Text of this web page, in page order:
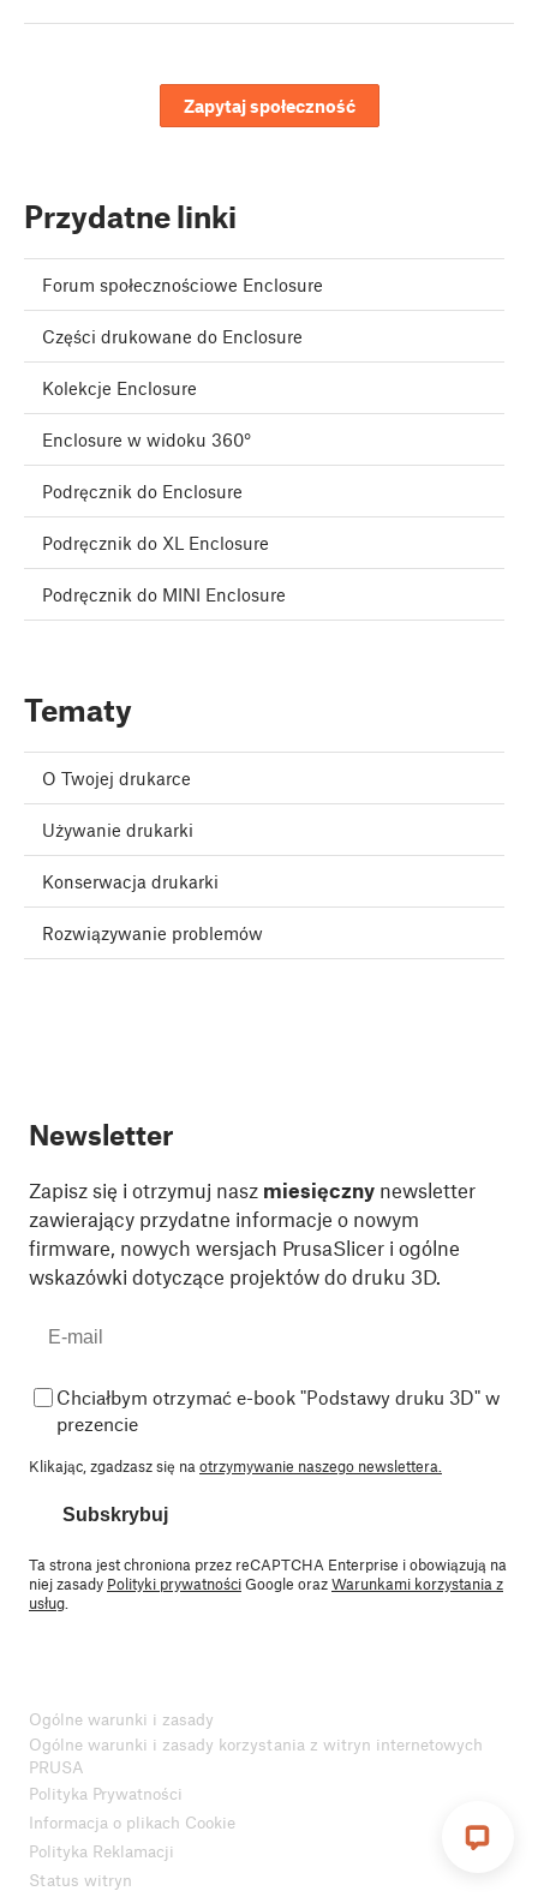
Zapytaj społeczność
Przydatne linki
Forum społecznościowe Enclosure
Części drukowane do Enclosure
Kolekcje Enclosure
Enclosure w widoku 360°
Podręcznik do Enclosure
Podręcznik do XL Enclosure
Podręcznik do MINI Enclosure
Tematy
O Twojej drukarce
Używanie drukarki
Konserwacja drukarki
Rozwiązywanie problemów
Newsletter
Zapisz się i otrzymuj nasz miesięczny newsletter
zawierający przydatne informacje o nowym
firmware, nowych wersjach PrusaSlicer i ogólne
wskazówki dotyczące projektów do druku 3D.
Chciałbym otrzymać e-book "Podstawy druku 3D" w
prezencie
Klikając, zgadzasz się naotrzymywanie naszego newslettera.
Subskrybuj
Ta strona jest chroniona przez reCAPTCHA Enterprise i obowiązują na
niej zasady Polityki prywatnościGoogle orazWarunkami korzystania z
usług.
Ogólne warunki i zasady
Ogólne warunki i zasady korzystania z witryn internetowych
PRUSA
Polityka Prywatności
Informacja o plikach Cookie
Polityka Reklamacji
Status witryn